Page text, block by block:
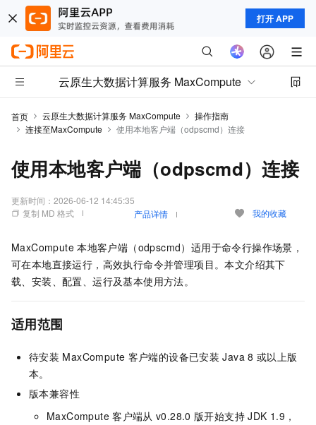
打开 APP
云原生大数据计算服务 MaxCompute
首页 云原生大数据计算服务 MaxCompute
操作指南
连接至MaxCompute
使用本地客户端（odpscmd）连接
使用本地客户端（odpscmd）连接
更新时间： 2026-06-12 14:45:35
复制 MD 格式
产品详情 我的收藏
MaxCompute 本地客户端（odpscmd）适用于命令行操作场景，
可在本地直接运行，高效执行命令并管理项目。本文介绍其下
载、安装、配置、运行及基本使用方法。
适用范围
待安装 MaxCompute 客户端的设备已安装 Java 8 或以上版
本。
版本兼容性
MaxCompute 客户端从 v0.28.0 版开始支持 JDK 1.9，